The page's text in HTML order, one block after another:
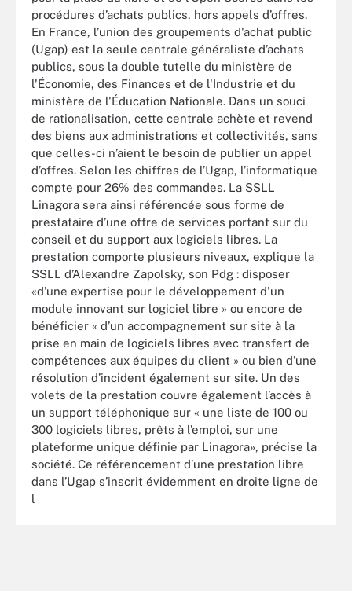
procédures d’achats publics, hors appels d’offres.
En France, l’union des groupements d'achat public
(Ugap) est la seule centrale généraliste d’achats
publics, sous la double tutelle du ministère de
l'Économie, des Finances et de l'Industrie et du
ministère de l'Éducation Nationale. Dans un souci
de rationalisation, cette centrale achète et revend
des biens aux administrations et collectivités, sans
que celles-ci n’aient le besoin de publier un appel
d’offres. Selon les chiffres de l’Ugap, l’informatique
compte pour 26% des commandes. La SSLL
Linagora sera ainsi référencée sous forme de
prestataire d’une offre de services portant sur du
conseil et du support aux logiciels libres. La
prestation comporte plusieurs niveaux, explique la
SSLL d’Alexandre Zapolsky, son Pdg : disposer
«d’une expertise pour le développement d'un
module innovant sur logiciel libre » ou encore de
bénéficier « d’un accompagnement sur site à la
prise en main de logiciels libres avec transfert de
compétences aux équipes du client » ou bien d’une
résolution d’incident également sur site. Un des
volets de la prestation couvre également l’accès à
un support téléphonique sur « une liste de 100 ou
300 logiciels libres, prêts à l’emploi, sur une
plateforme unique définie par Linagora», précise la
société. Ce référencement d’une prestation libre
dans l’Ugap s’inscrit évidemment en droite ligne de
l